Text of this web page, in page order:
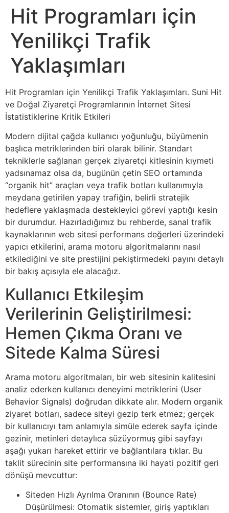
Hit Programları için
Yenilikçi Trafik
Yaklaşımları
Hit Programları için Yenilikçi Trafik Yaklaşımları. Suni Hit
ve Doğal Ziyaretçi Programlarının İnternet Sitesi
İstatistiklerine Kritik Etkileri
Modern dijital çağda kullanıcı yoğunluğu, büyümenin
başlıca metriklerinden biri olarak bilinir. Standart
tekniklerle sağlanan gerçek ziyaretçi kitlesinin kıymeti
yadsınamaz olsa da, bugünün çetin SEO ortamında
“organik hit” araçları veya trafik botları kullanımıyla
meydana getirilen yapay trafiğin, belirli stratejik
hedeflere yaklaşmada destekleyici görevi yaptığı kesin
bir durumdur. Hazırladığımız bu rehberde, sanal trafik
kaynaklarının web sitesi performans değerleri üzerindeki
yapıcı etkilerini, arama motoru algoritmalarını nasıl
etkilediğini ve site prestijini pekiştirmedeki payını detaylı
bir bakış açısıyla ele alacağız.
Kullanıcı Etkileşim
Verilerinin Geliştirilmesi:
Hemen Çıkma Oranı ve
Sitede Kalma Süresi
Arama motoru algoritmaları, bir web sitesinin kalitesini
analiz ederken kullanıcı deneyimi metriklerini (User
Behavior Signals) doğrudan dikkate alır. Modern organik
ziyaret botları, sadece siteyi gezip terk etmez; gerçek
bir kullanıcıyı tam anlamıyla simüle ederek sayfa içinde
gezinir, metinleri detaylıca süzüyormuş gibi sayfayı
aşağı yukarı hareket ettirir ve bağlantılara tıklar. Bu
taklit sürecinin site performansına iki hayati pozitif geri
dönüşü mevcuttur:
Siteden Hızlı Ayrılma Oranının (Bounce Rate)
Düşürülmesi: Otomatik sistemler, giriş yaptıkları